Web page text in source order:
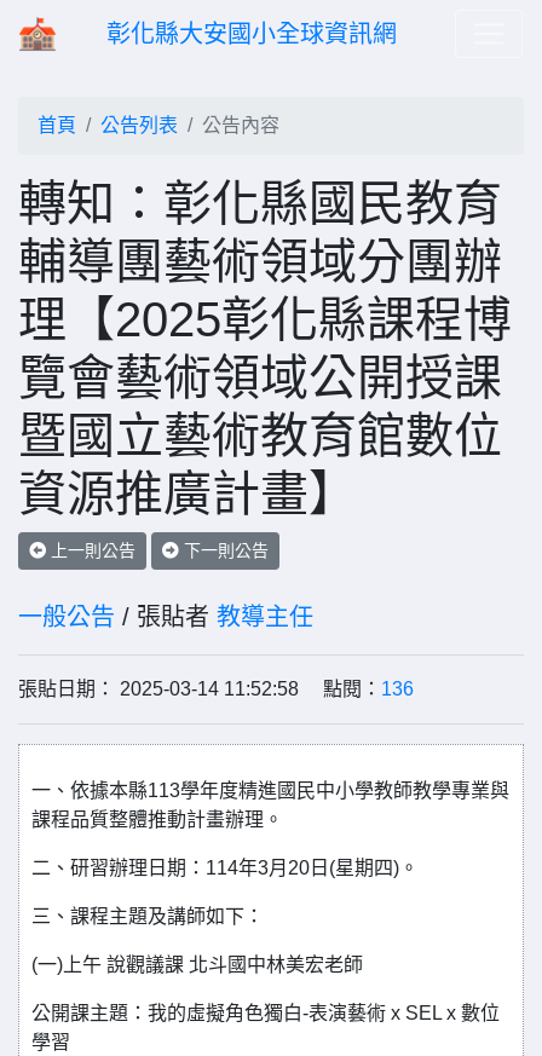
彰化縣大安國小全球資訊網
首頁 公告列表 公告內容
轉知：彰化縣國⺠教育
輔導團藝術領域分團辦
理【2025彰化縣課程博
覽會藝術領域公開授課
暨國立藝術教育館數位
資源推廣計畫】
上一則公告 下一則公告
一般公告 / 張貼者 教導主任
張貼日期： 2025-03-14 11:52:58 點閱： 136
⼀、依據本縣113學年度精進國⺠中⼩學教師教學專業與
課程品質整體推動計畫辦理。
⼆、研習辦理日期：114年3月20日(星期四)。
三、課程主題及講師如下：
(⼀)上午 說觀議課 北斗國中林美宏老師
公開課主題：我的虛擬角色獨白-表演藝術 x SEL x 數位
學習